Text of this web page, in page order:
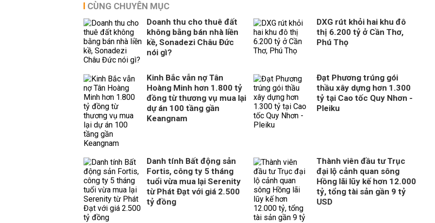
CÙNG CHUYÊN MỤC
Doanh thu cho thuê đất
không bằng bán nhà liền
kề, Sonadezi Châu Đức
nói gì?
DXG rút khỏi hai khu đô
thị 6.200 tỷ ở Cần Thơ,
Phú Thọ
Kinh Bắc vẫn nợ Tân
Hoàng Minh hơn 1.800 tỷ
đồng từ thương vụ mua lại
dự án 100 tầng gần
Keangnam
Đạt Phương trúng gói
thầu xây dựng hơn 1.300
tỷ tại Cao tốc Quy Nhơn -
Pleiku
Danh tính Bất động sản
Fortis, công ty 5 tháng
tuổi vừa mua lại Serenity
từ Phát Đạt với giá 2.500
tỷ đồng
Thành viên đầu tư Trục
đại lộ cảnh quan sông
Hồng lãi lũy kế hơn 12.000
tỷ, tổng tài sản gần 9 tỷ
USD